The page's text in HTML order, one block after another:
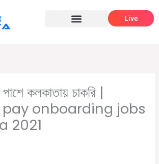
Live
কলকাতায় চাকরি |
onboarding jobs
2021